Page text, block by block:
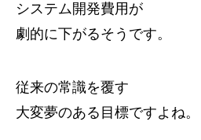
システム開発費用が
劇的に下がるそうです。
従来の常識を覆す
大変夢のある目標ですよね。